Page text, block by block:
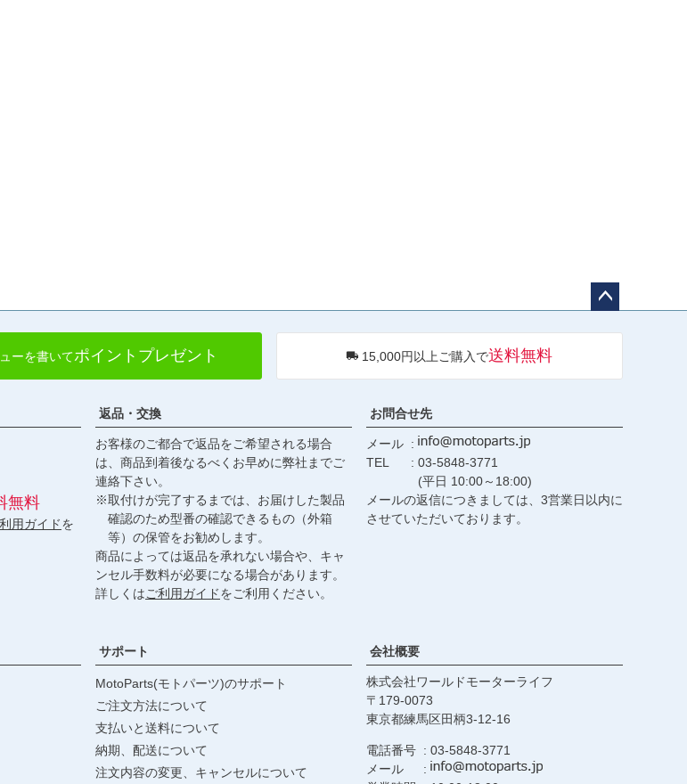
へ
ーを書いてポイントプレゼント 15,000円以上ご購入で送料無料
無料
用ガイドを
返品・交換
お客様のご都合で返品をご希望される場合
は、商品到着後なるべくお早めに弊社までご
連絡下さい。
※取付けが完了するまでは、お届けした製品
確認のため型番の確認できるもの（外箱
等）の保管をお勧めします。
商品によっては返品を承れない場合や、キャ
ンセル手数料が必要になる場合があります。
詳しくはご利用ガイドをご利用ください。
お問合せ先
メール
TEL
03-5848-3771
(平日 10:00～18:00)
メールの返信につきましては、3営業日以内に
させていただいております。
サポート
MotoParts(モトパーツ)のサポート
ご注文方法について
支払いと送料について
納期、配送について
注文内容の変更、キャンセルについて
会社概要
株式会社ワールドモーターライフ
179-0073
東京都練馬区田柄3-12-16
電話番号
03-5848-3771
メール